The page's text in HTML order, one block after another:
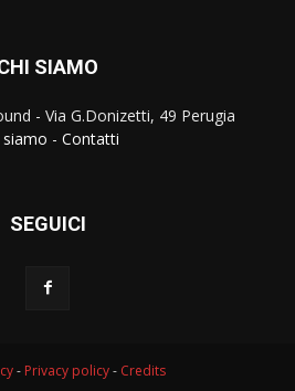
SIAMO
- Via G.Donizetti, 49 Perugia
siamo - Contatti
SEGUICI
- Privacy policy- Credits